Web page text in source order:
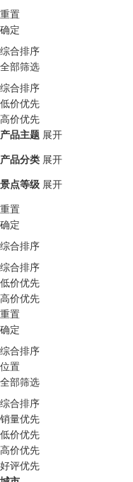
重置
确定
综合排序
全部筛选
综合排序
低价优先
高价优先
产品主题 展开
产品分类 展开
景点等级 展开
重置
确定
综合排序
综合排序
低价优先
高价优先
重置
确定
综合排序
位置
全部筛选
综合排序
销量优先
低价优先
高价优先
好评优先